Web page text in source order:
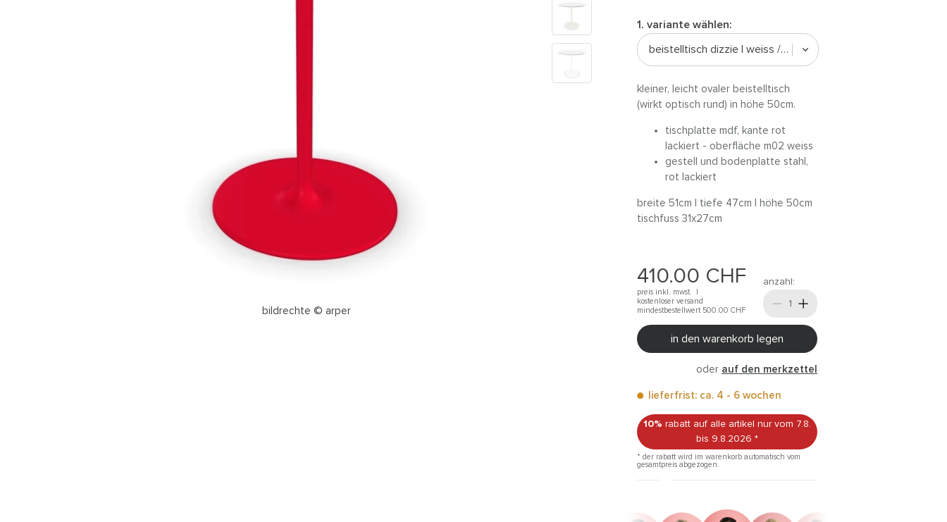
bildrechte © arper
1. variante wählen:
beistelltisch dizzie | weiss / rot
kleiner, leicht ovaler beistelltisch
(wirkt optisch rund) in höhe 50cm.
tischplatte mdf, kante rot
lackiert - oberfläche m02 weiss
gestell und bodenplatte stahl,
rot lackiert
breite 51cm | tiefe 47cm | höhe 50cm
tischfuss 31x27cm
410.00 CHF
preis inkl. mwst. |
kostenloser versand
mindestbestellwert 500.00 CHF
anzahl:
in den warenkorb legen
oder auf den merkzettel
lieferfrist: ca. 4 - 6 wochen
10% rabatt auf alle artikel nur vom 7.8.
bis 9.8.2026 *
* der rabatt wird im warenkorb automatisch vom
gesamtpreis abgezogen.